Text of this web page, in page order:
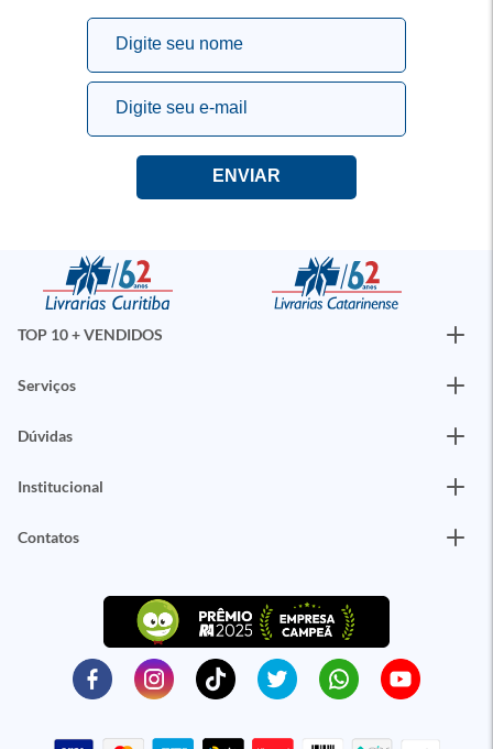
TOP 10 + VENDIDOS
Serviços
Dúvidas
Institucional
Contatos